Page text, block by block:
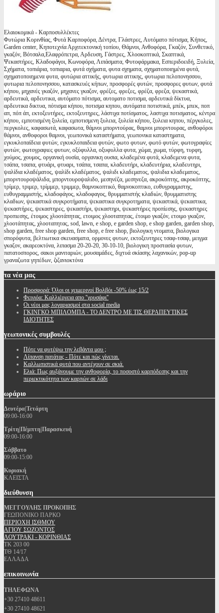
Ελαιοκομικά - Καρποσυλλέκτες
Φυτώρια Κορινθίας, Φυτά Καρποφόρα, Δέντρα, Γλάστρες, Αυτόματο πότισμα, Κήπος,
Garden center, Κηποτεχνία Αρχιτεκτονική τοπίου, Θάμνοι, Ανθοφόρα, Γκαζόν, Συνθετικό,
γκαζόν, Βότσαλα,Ελαφρόπετρα, Αρδευση, Γάστρες, Χλοοκοπτικά, Σκαπτικά,
Ψεκαστήρες, Κλαδοφάγοι, Κωνοφόρα, Λιπάσματα, Φυτοφάρμακα, Εσπεριδοειδή, Ξυλεία,
Σχήματα, τοπιάρια, τοπιαρια, φυτά σχήματα, φυτα σχηματα, σχηματοποιημένα φυτά,
σχηματοποιημενα φυτα, φυτώρια αττικής, φυτωρια αττικης, φυτωρια πελοπονησσου,
φυτωρια πελοπονησσου, κατασκευές κήπων, προσφορές φυτών, προσφορες φυτων, φυτά
κήπου, μηχανές γκαζόν, μηχανες γκαζον, φρέζες, φρεζες, φρέζα, φρεζα, ψεκαστικά,
αρδευτικά, αρδευτικα, αυτόματο πότισμα, αυτοματο ποτισμα, αρδευτικά δίκτυα,
αρδευτικα δικτυα, πότισμα κήπου, ποτισμα κηπου, αυτόματα ποτιστικά, μπέκ, μπεκ, ποπ
απ, πόπ άπ, εκτοξευτήρες, εκτοξευτηρες, λάστιχα ποτίσματος, λαστιχα ποτισματος, κέντρα
κήπου, εμποτισμένη ξυλεία, εμποτισμενη ξυλεια, ξυλεία κήπου, ξυλεια κηπου, πέργκολες,
περγκολες, καφασωτά, καφασωτα, θάμνοι μπορντούρας, θαμνοι μπορντουρας, ανθοφόροι
θάμνοι, ανθοφοροι θαμνοι, γεωπονικά καταστήματα, γεωπονικα καταστηματα,
εγκυκλοπαίδεια φυτών, εγκυκλοπαιδεια φυτών, φωτο φυτων, φωτό φυτών, φωτογραφίες
φυτών, φωτογραφιες φυτων, οξύφυλλα, οξυφυλλα φυτα, χώμα, χωμα, τύρφη, τυρφη,
χούμος, χουμος, οργανική ουσία, οργανικη ουσια, κλαδεμένα φυτά, κλαδεμενα φυτα,
τσάπα, τσαπα, φτυάρι, φτυαρι, τσάπα, τσαπα, κλαδευτήρι, κλαδευτήρια, κλαδευτηρι,
ψαλίδια κλαδέματος, ψαλίδι κλαδέματος, ψαλιδι κλαδεματος, ψαλιδια κλαδεματος,
μπορντουροψάλιδα, μπορντουροψαλιδο, μεσηνέζα, μεσηνεζα, ακροκόπτης, ακροκόπτης,
τρίμερ, τριμερ, τρίμμερ, τριμμερ, θαμνοκοπτικό, θαμνοκοπτικο, ευθυγραμμιστης,
ευθυγραμμιστής, κλαδοφάγος, κλαδοφαγος, θρυμματιστής κλαδιών, θρυμματιστης
κλαδιων, ψεκαστικά συγκροτήματα, ψεκαστικα συγκροτηματα, ψεκαστικά, ψεκαστικα,
ψεκαστήρες, ψεκαστηρες, ψεκαστήρι, ψεκαστηρι, ψεκαστήρες προπίεσης, ψεκαστηρες
προπιεσης, έτοιμος χλοοτάπητας, ετοιμος χλοοταπητας, έτοιμο γκαζόν, ετοιμο γκαζον,
χλοοτάπητας, χλοοταπητας, sod, lawn, e shop, e garden shop, e shop garden, garden shop,
shop garden, free shop garden, free shop, e free shop, βιολογικη ντοματα, βιολογικα
σπορόφυτα, βελτιωτικα σκευασματα, ορμονες φυτων, εκτοξευτηρες τσαφ-τσαφ, μειγμα
γκαζον, ακαρεοκτόνα, λιπασμα 20-20-20, 30-10-10, βιολογικη προστασία φυτων,
πατατοσπορος, σακοι μανιταριών, μουσαμάδες, διχτυά σκίασης λαχανικών, pop-up
γραναζωτα γηπέδων, ζιζανιοκτόνα
τα νέα μας
Προσφορά: Όλοι οι χειμερινοί Βολβόι -50% έως 15/2
Φειγιόα: Καλλιέργεια απο ''χρυσάφι''
Oι νέοι μας λογαριασμοί στα social media
ΓΚΙΝΓΚΟ ΜΠΙΛΟΜΠΑ - ΤΟ ΔΕΝΤΡΟ ΜΕ ΤΙΣ ΘΕΡΑΠΕΥΤΙΚΕΣ
ΙΔΙΟΤΗΤΕΣ
γεωπονικές συμβουλές
Πότε να φυτέψω την λεβάντα μου ;
Λίπανση πατάτας - Πότε και πώς γίνεται.
Καλλωπιστικά φυτά που αντέχουν σε σκιά.
Ελιά: Πως αυξάνουμε την ανθοφορία, το ποσοστό καρπόδεσης και την
περιεκτικότητα των καρπών σε λάδι
ωράριο
Δευτέρα|Τετάρτη
09:00-16:00
Τρίτη|Πέμπτη|Παρασκευή
09:00-16:00
Σάββατο
09:00-15:00
Κυριακή
ΚΛΕΙΣΤΑ
διεύθυνση
ΜΕΓΓΟΥΛΗΣ ΠΡΟΚΟΠΗΣ
ΓΕΩΠΟΝΙΚΟ ΠΑΡΚΟ
ΠΕΡΙΟΧΗ ΙΣΘΜΟΥ
ΑΓΙΟΥ ΣΩΖΟΝΤΟΣ
ΛΟΥΤΡΑΚΙ - ΚΟΡΙΝΘΙΑΣ
ΤΚ 203 00
ΤΘ 14/17
ΕΛΛΑΔΑ
επικοινωνία
ΤΗΛΕΦΩΝΑ
+30 27410 48611
+30 27410 48621